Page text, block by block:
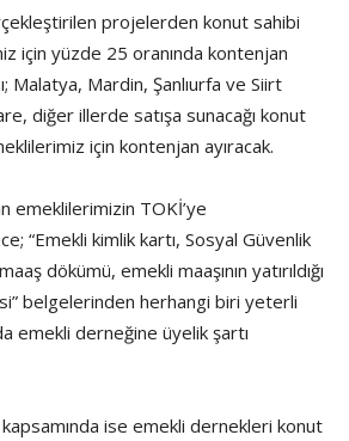
projelerden konut sahibi
için yüzde 25 oranında kontenjan
Malatya, Mardin, Şanlıurfa ve Siirt
diğer illerde satışa sunacağı konut
için kontenjan ayıracak.
emeklilerimizin TOKİ’ye
“Emekli kimlik kartı, Sosyal Güvenlik
dökümü, emekli maaşının yatırıldığı
belgelerinden herhangi biri yeterli
emekli derneğine üyelik şartı
ise emekli dernekleri konut